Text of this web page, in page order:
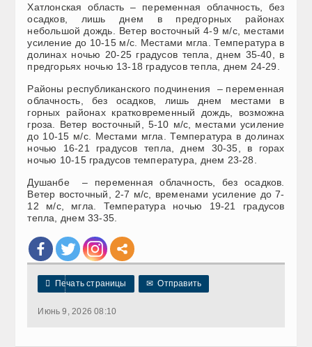
Хатлонская область – переменная облачность, без
осадков, лишь днем в предгорных районах
небольшой дождь. Ветер восточный 4-9 м/с, местами
усиление до 10-15 м/с. Местами мгла. Температура в
долинах ночью 20-25 градусов тепла, днем 35-40, в
предгорьях ночью 13-18 градусов тепла, днем 24-29.
Районы республиканского подчинения – переменная
облачность, без осадков, лишь днем местами в
горных районах кратковременный дождь, возможна
гроза. Ветер восточный, 5-10 м/с, местами усиление
до 10-15 м/с. Местами мгла. Температура в долинах
ночью 16-21 градусов тепла, днем 30-35, в горах
ночью 10-15 градусов температура, днем 23-28.
Душанбе – переменная облачность, без осадков.
Ветер восточный, 2-7 м/с, временами усиление до 7-
12 м/с, мгла. Температура ночью 19-21 градусов
тепла, днем 33-35.
 Печать страницы ✉ Отправить
Июнь 9, 2026 08:10